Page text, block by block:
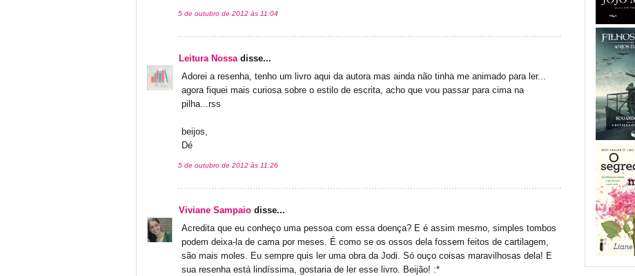
5 de outubro de 2012 às 11:04
Leitura Nossadisse...
Adorei a resenha, tenho um livro aqui da autora mas ainda não tinha me animado para ler...
agora fiquei mais curiosa sobre o estilo de escrita, acho que vou passar para cima na
pilha...rss
beijos,
Dé
5 de outubro de 2012 às 11:26
Viviane Sampaio disse...
Acredita que eu conheço uma pessoa com essa doença? E é assim mesmo, simples tombos
podem deixa-la de cama por meses. É como se os ossos dela fossem feitos de cartilagem,
são mais moles. Eu sempre quis ler uma obra da Jodi. Só ouço coisas maravilhosas dela! E
sua resenha está lindíssima, gostaria de ler esse livro. Beijão! :*